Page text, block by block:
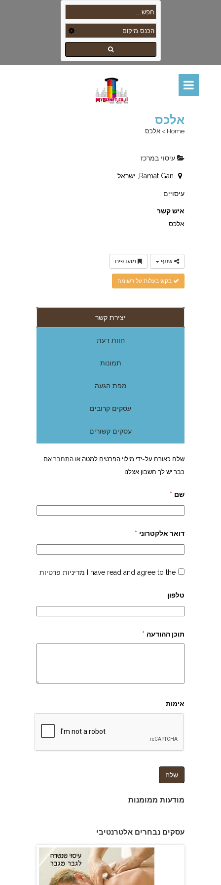
אלכס
Home
> אלכס
עיסוי במרכז
עיסויים
איש קשר
אלכס
שתף מועדפים
בקש בעלות על רשומה
יצירת קשר
חוות דעת
תמונות
מפת הגעה
עסקים קרובים
עסקים קשורים
שלח כאורח על-ידי מילוי הפרטים למטה או התחבראם
כבר יש לך חשבון אצלנו
שם *
דואר אלקטרוני *
I have read and agree to the מדיניות פרטיות
טלפון
תוכן ההודעה *
אימות
מודעות ממומנות
עסקים נבחרים אלטרנטיבי
עיסוי לגבר מגבר בתל אביב